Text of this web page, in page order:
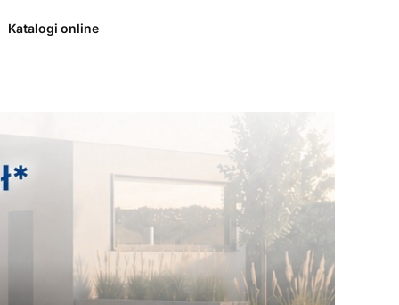
Katalogi online